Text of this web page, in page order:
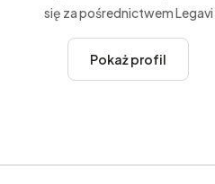
się za pośrednictwem Legavi
Pokaż profil